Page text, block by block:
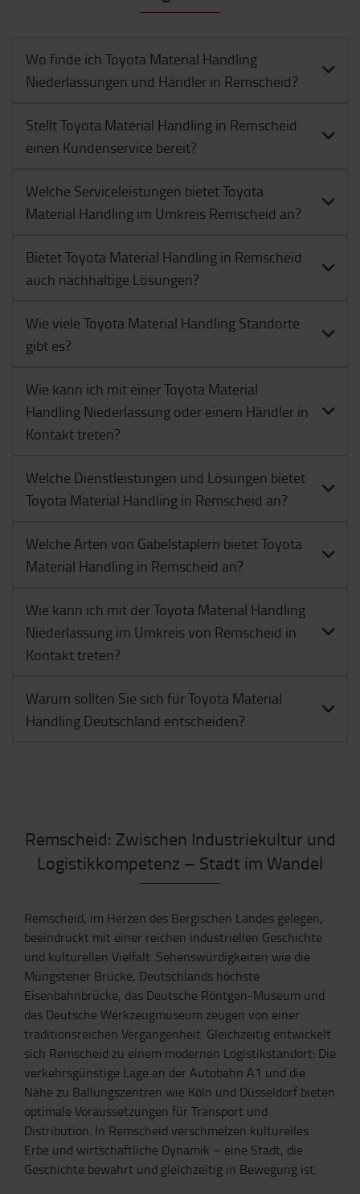
Wo finde ich Toyota Material Handling
Niederlassungen und Händler in Remscheid?
Stellt Toyota Material Handling in Remscheid
einen Kundenservice bereit?
Welche Serviceleistungen bietet Toyota
Material Handling im Umkreis Remscheid an?
Bietet Toyota Material Handling in Remscheid
auch nachhaltige Lösungen?
Wie viele Toyota Material Handling Standorte
gibt es?
Wie kann ich mit einer Toyota Material
Handling Niederlassung oder einem Händler in
Kontakt treten?
Welche Dienstleistungen und Lösungen bietet
Toyota Material Handling in Remscheid an?
Welche Arten von Gabelstaplern bietet Toyota
Material Handling in Remscheid an?
Wie kann ich mit der Toyota Material Handling
Niederlassung im Umkreis von Remscheid in
Kontakt treten?
Warum sollten Sie sich für Toyota Material
Handling Deutschland entscheiden?
Remscheid: Zwischen Industriekultur und
Logistikkompetenz – Stadt im Wandel
Remscheid, im Herzen des Bergischen Landes gelegen,
beeindruckt mit einer reichen industriellen Geschichte
und kulturellen Vielfalt. Sehenswürdigkeiten wie die
Müngstener Brücke, Deutschlands höchste
Eisenbahnbrücke, das Deutsche Röntgen-Museum und
das Deutsche Werkzeugmuseum zeugen von einer
traditionsreichen Vergangenheit. Gleichzeitig entwickelt
sich Remscheid zu einem modernen Logistikstandort: Die
verkehrsgünstige Lage an der Autobahn A1 und die
Nähe zu Ballungszentren wie Köln und Düsseldorf bieten
optimale Voraussetzungen für Transport und
Distribution. In Remscheid verschmelzen kulturelles
Erbe und wirtschaftliche Dynamik – eine Stadt, die
Geschichte bewahrt und gleichzeitig in Bewegung ist.